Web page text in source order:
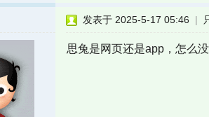
发表于 2025-5-17 05:46 |
思兔是网页还是app，怎么